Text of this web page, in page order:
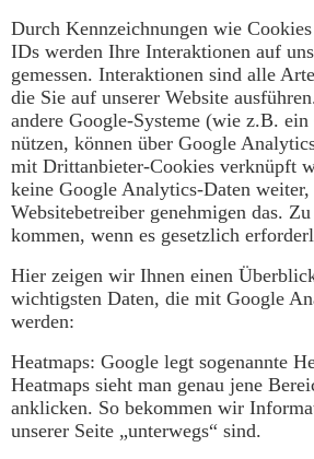
Durch Kennzeichnungen wie
IDs werden Ihre Interaktionen auf
gemessen. Interaktionen sind alle
die Sie auf unserer Website
andere Google-Systeme (wie z.B.
nützen, können über Google
mit Drittanbieter-Cookies verknüpft
keine Google Analytics-Daten
Websitebetreiber genehmigen das.
kommen, wenn es gesetzlich
Hier zeigen wir Ihnen einen
wichtigsten Daten, die mit Google
werden:
Heatmaps: Google legt sogenannte
Heatmaps sieht man genau jene
anklicken. So bekommen wir
unserer Seite „unterwegs“ sind.